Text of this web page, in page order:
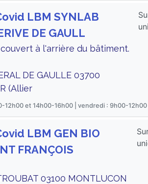
LBM SYNLAB
DE GAULL
à l'arrière du bâtiment.
DE GAULLE 03700
(Allier
12h00 et 14h00-16h00 | vendredi : 9h00-12h00
LBM GEN BIO
FRANÇOIS
03100 MONTLUCON